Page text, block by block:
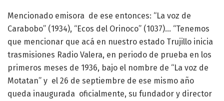
Mencionado emisora de ese entonces: “La voz de
Carabobo” (1934), “Ecos del Orinoco” (1037)… “Tenemos
que mencionar que acá en nuestro estado Trujillo inicia
trasmisiones Radio Valera, en periodo de prueba en los
primeros meses de 1936, bajo el nombre de “La voz de
Motatan” y el 26 de septiembre de ese mismo año
queda inaugurada oficialmente, su fundador y director